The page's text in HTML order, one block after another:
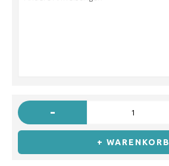
-
+ WARENKORB